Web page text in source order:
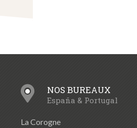
NOS BUREAUX
España & Portugal
La Corogne